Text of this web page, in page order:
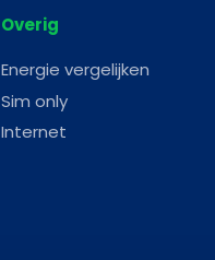
Overig
Energie vergelijken
Sim only
Internet